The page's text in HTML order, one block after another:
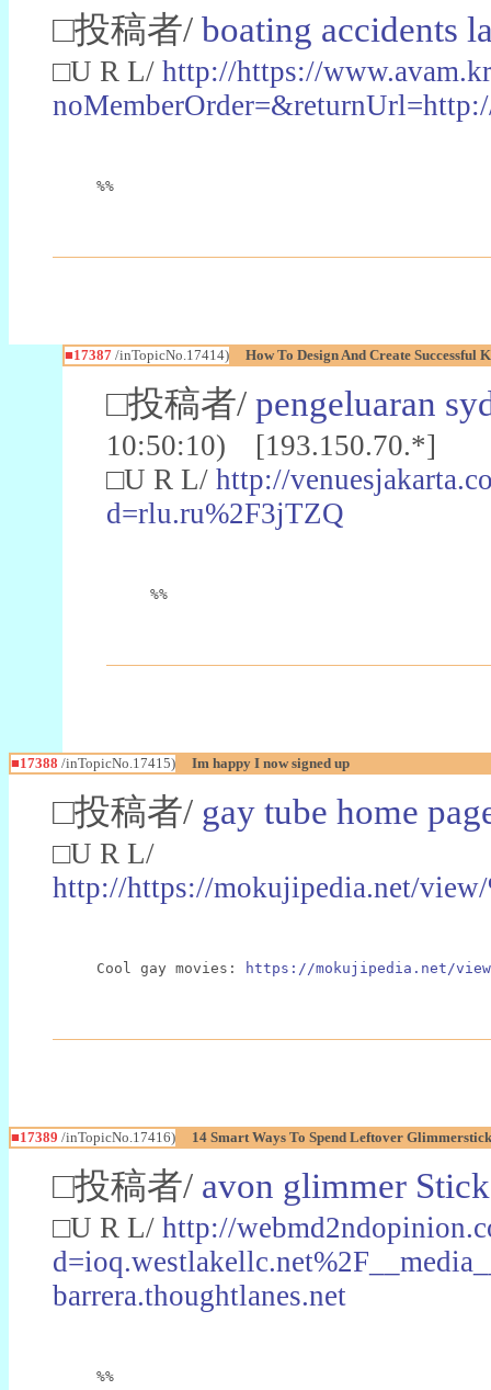
□投稿者/ boating accidents
□U R L/ http://https://
%%
■17387/inTopicNo.17414) How To Design And Create Successful
□投稿者/ pengeluaran
10:50:10) [193.150.70.*]
□U R L/ http://
d=rlu.ru%2F3jTZQ
%%
■17388 /inTopicNo.17415) Im happy I now signed up
□投稿者/ gay tube home
□U R L/
http://https://mokujipedia.net/
Cool gay movies: https://mokujipedia.net/view/
■17389 /inTopicNo.17416) 14 Smart Ways To Spend Leftover
□投稿者/ avon glimmer
□U R L/ http://
barrera.thoughtlanes.net
%%